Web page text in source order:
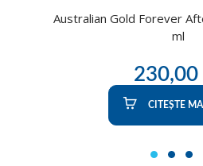
Australian Gold Forever
ml
230,00
CITEȘTE
1 2 3